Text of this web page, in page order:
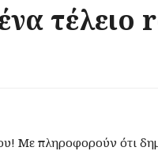
Με πληροφορούν ότι